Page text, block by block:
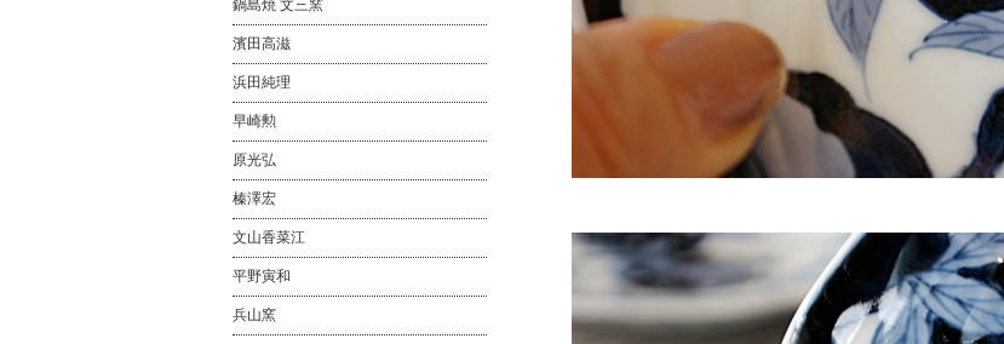
鍋島焼 文三窯
濱田高滋
浜田純理
早崎勲
原光弘
榛澤宏
文山香菜江
平野寅和
兵山窯